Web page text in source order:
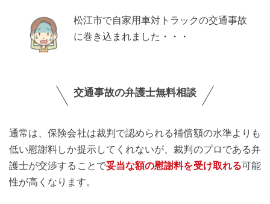
松江市で自家用車対トラックの交通事故
に巻き込まれました・・・
交通事故の弁護士無料相談
通常は、保険会社は裁判で認められる補償額の水準よりも
低い慰謝料しか提示してくれないが、裁判のプロである弁
護士が交渉することで妥当な額の慰謝料を受け取れる可能
性が高くなります。